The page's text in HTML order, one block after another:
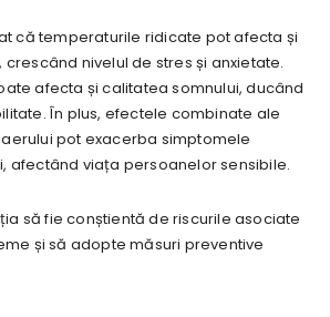
că temperaturile ridicate pot afecta și
nivelul de stres și anxietate.
afecta și calitatea somnului, ducând
În plus, efectele combinate ale
pot exacerba simptomele
afectând viața persoanelor sensibile.
să fie conștientă de riscurile asociate
și să adopte măsuri preventive